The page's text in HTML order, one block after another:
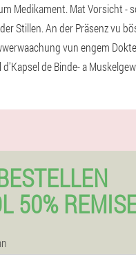
Medikament. Mat Vorsicht -
Stillen. An der Präsenz vu
vun engem
de Binde- a
50%